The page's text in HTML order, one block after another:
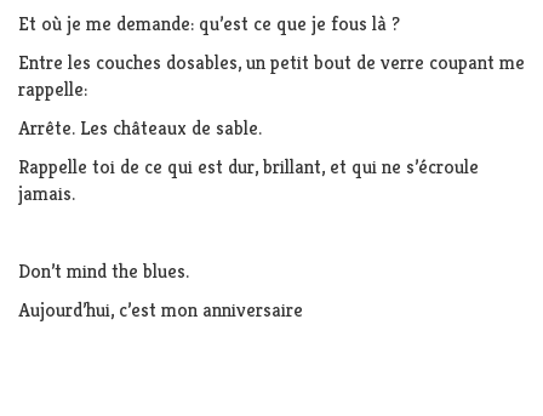
Et où je me demande: qu’est ce que je fous là ?
Entre les couches dosables, un petit bout de verre coupant me
rappelle:
Arrête. Les châteaux de sable.
Rappelle toi de ce qui est dur, brillant, et qui ne s’écroule
jamais.
Don’t mind the blues.
Aujourd’hui, c’est mon anniversaire